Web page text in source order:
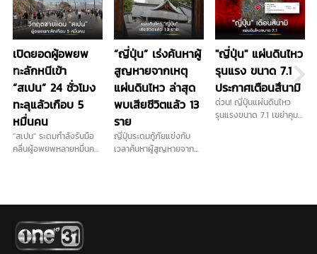
เปิดยอดผู้อพยพ
ทะลักหนีเข้า
“สเปน” 24 ชั่วโมง
ทะลุแล้วเกือบ 5
หมื่นคน
"สเปน" ระดมกำลังรับมือ
คลื่นผู้อพยพหลายหมื่นคน
“ญี่ปุ่น” เร่งค้นหาผู้
สูญหายจากเหตุ
แผ่นดินไหว ล่าสุด
พบเสียชีวิตแล้ว 13
ราย
ญี่ปุ่นระดมกู้ภัยแข่งกับ
เวลาค้นหาผู้สูญหายจาก
"ญี่ปุ่น" แผ่นดินไหว
รุนแรง ขนาด 7.1
ประกาศเตือนสึนามิ
ด่วน! ญี่ปุ่นแผ่นดินไหว
รุนแรงขนาด 7.1 เขย่าคุมา